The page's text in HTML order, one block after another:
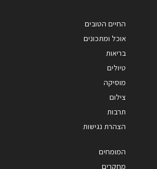
החיים הטובים
אוכל ומתכונים
בריאות
טיולים
מוסיקה
צילום
תרבות
הצהרת נגישות
המומחים
מחקרים